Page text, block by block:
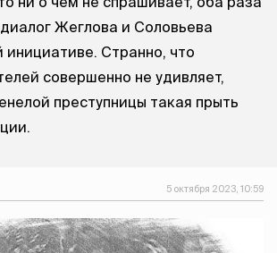
Жеглова и Соловьева
инициативе. Странно, что
совершенно не удивляет,
преступницы такая прыть
5 октября 2023, 10:59